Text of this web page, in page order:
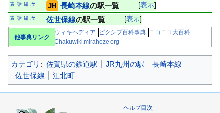
表示
表･話･編･歴 JH 長崎本線の駅一覧
表示
表･話･編･歴 佐世保線の駅一覧
他事典リンク
ウィキペディア ピクシブ百科事典 ニコニコ大百科
Chakuwiki.miraheze.org
カテゴリ : 佐賀県の鉄道駅 JR九州の駅
長崎本線
佐世保線
江北町
ヘルプ目次